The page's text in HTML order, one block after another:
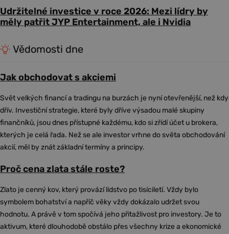
Udržitelné investice v roce 2026: Mezi lídry by
měly patřit JYP Entertainment, ale i Nvidia
Vědomosti dne
Jak obchodovat s akciemi
Svět velkých financí a tradingu na burzách je nyní otevřenější, než kdy
dřív. Investiční strategie, které byly dříve výsadou malé skupiny
finančníků, jsou dnes přístupné každému, kdo si zřídí účet u brokera,
kterých je celá řada. Než se ale investor vrhne do světa obchodování
akcií, měl by znát základní termíny a principy.
Proč cena zlata stále roste?
Zlato je cenný kov, který provází lidstvo po tisíciletí. Vždy bylo
symbolem bohatství a napříč věky vždy dokázalo udržet svou
hodnotu. A právě v tom spočívá jeho přitažlivost pro investory. Je to
aktivum, které dlouhodobě obstálo přes všechny krize a ekonomické